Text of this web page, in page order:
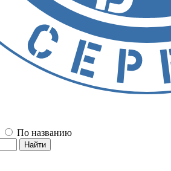
По названию
Найти